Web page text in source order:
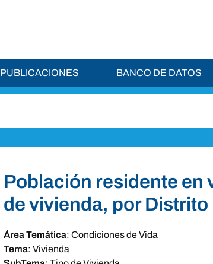
PUBLICACIONES BANCO DE DATOS
Población residente en
de vivienda, por
Área Temática: Condiciones de Vida
Tema: Vivienda